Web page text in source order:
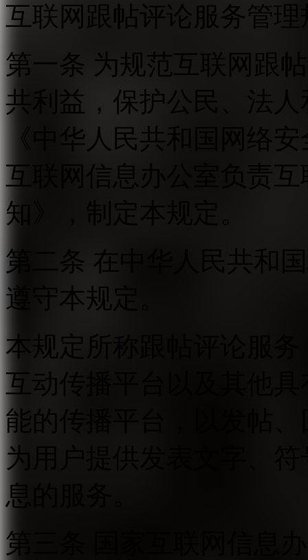
互联网跟帖评论服务管理
第一条 为规范互联网跟
共利益，保护公民、法
《中华人民共和国网络
互联网信息办公室负责
知》，制定本规定。
第二条 在中华人民共和
遵守本规定。
本规定所称跟帖评论服
互动传播平台以及其他
能的传播平台，以发帖
为用户提供发表文字、
息的服务。
第三条 国家互联网信息